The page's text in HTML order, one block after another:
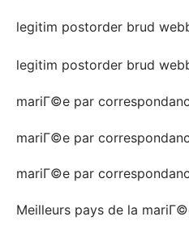
legitim postorder brud
legitim postorder brud
mariГ©e par
mariГ©e par
mariГ©e par
Meilleurs pays de la